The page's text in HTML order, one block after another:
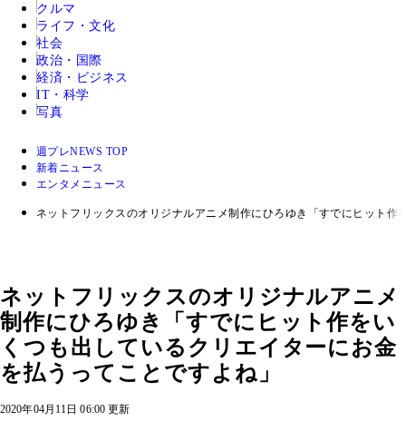
クルマ
ライフ・文化
社会
政治・国際
経済・ビジネス
IT・科学
写真
週プレNEWS TOP
新着ニュース
エンタメニュース
ネットフリックスのオリジナルアニメ制作にひろゆき「すでにヒット
ネットフリックスのオリジナルアニメ
制作にひろゆき「すでにヒット作をい
くつも出しているクリエイターにお金
を払うってことですよね」
2020年04月11日 06:00 更新